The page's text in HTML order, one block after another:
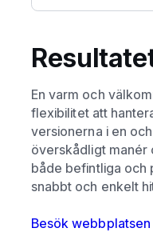
En varm och
flexibilitet att
versionerna i en
överskådligt manér
både befintliga och
snabbt och enkelt
Besök webbplatsen